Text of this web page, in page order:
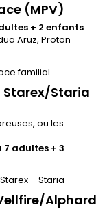
(MPV)
+ 2 enfants.
Aruz, Proton
Starex/Staria
ou les
7 adultes + 3
Alphard